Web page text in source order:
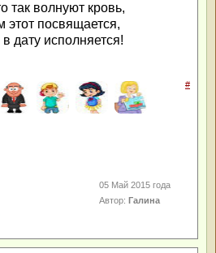
так волнуют кровь,
этот посвящается,
дату исполняется!
#
05 Май 2015 года
Автор:Галина